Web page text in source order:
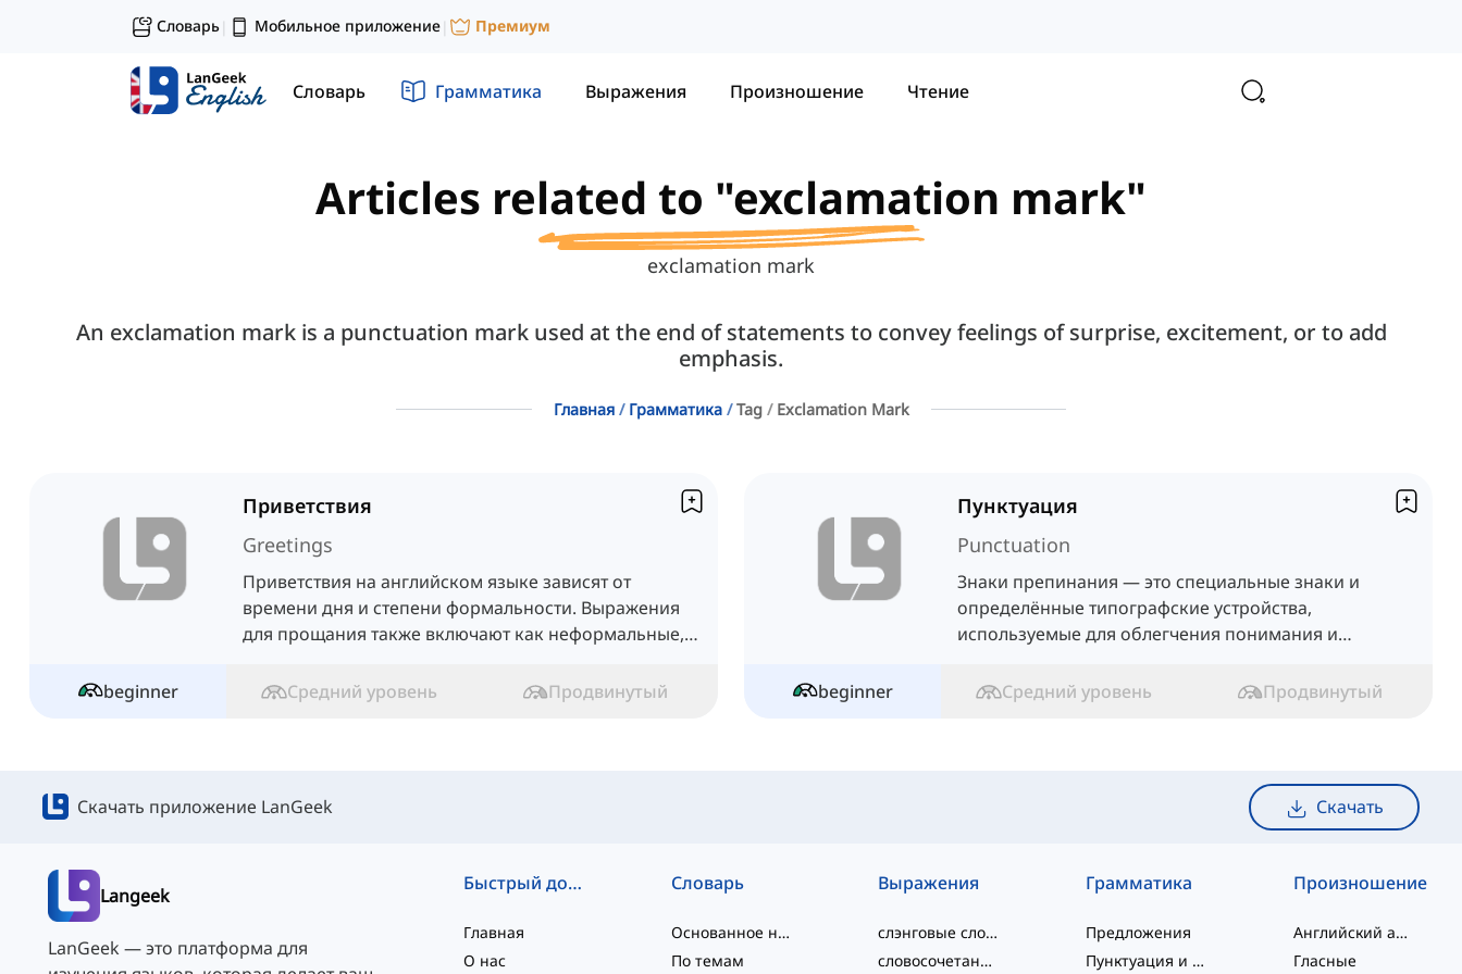
Словарь| Мобильное приложение| Премиум
Словарь Грамматика Выражения Произношение Чтение
Articles related to "exclamation mark"
exclamation mark
An exclamation mark is a punctuation mark used at the end of statements to convey feelings of surprise, excitement, or to add
emphasis.
Главная Грамматика Tag Exclamation Mark
Приветствия
Greetings
Приветствия на английском языке зависят от
времени дня и степени формальности. Выражения
для прощания также включают как неформальные,
узнать больше.
beginner Средний уровень Продвинутый
Пунктуация
Punctuation
Знаки препинания — это специальные знаки и
определённые типографские устройства,
используемые для облегчения понимания и
beginner
Средний уровень Продвинутый
Скачать приложение LanGeek Скачать
Langeek
LanGeek — это платформа для
Быстрый доступ
Главная
О нас
Словарь
Основанное на уровне
По темам
Выражения
слэнговые слова
словосочетания
Грамматика
Предложения
Пунктуация и Орфография
Произношение
Английский алфавит
Гласные